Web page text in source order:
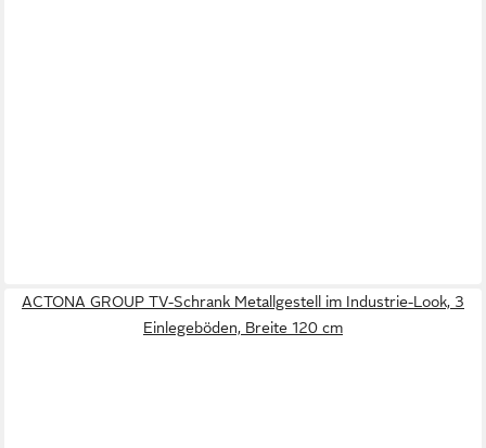
ACTONA GROUP TV-Schrank Metallgestell im Industrie-Look, 3
Einlegeböden, Breite 120 cm